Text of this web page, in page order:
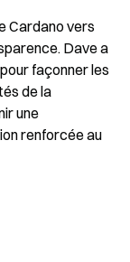
Cardano vers
Dave a
façonner les
de la
une
renforcée au